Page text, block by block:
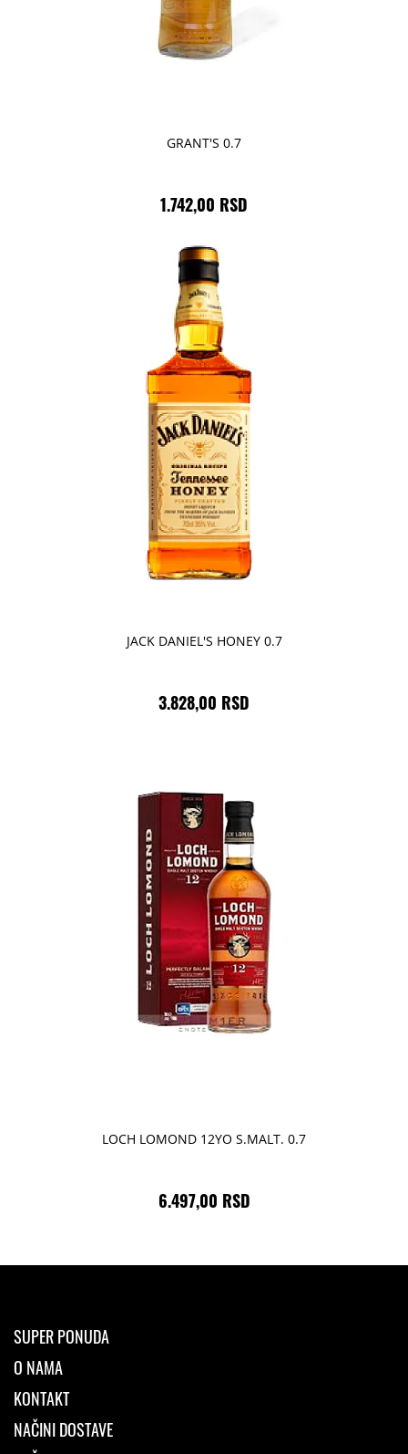
GRANT'S 0.7
1.742,00 RSD
JACK DANIEL'S HONEY 0.7
3.828,00 RSD
LOCH LOMOND 12YO S.MALT. 0.7
6.497,00 RSD
SUPER PONUDA
O NAMA
KONTAKT
NAČINI DOSTAVE